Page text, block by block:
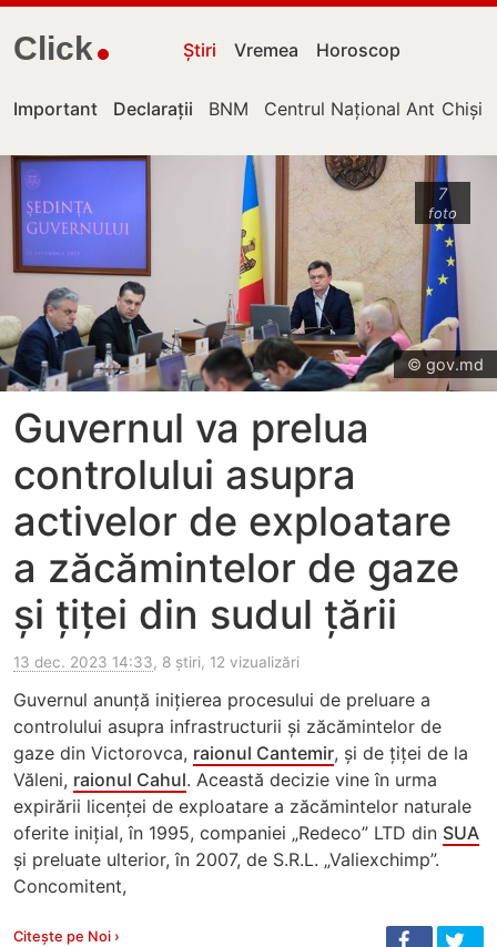
Click Știri Vremea Horoscop
Important Declarații BNM Centrul Național
7
foto
© gov.md
Guvernul va prelua
controlului asupra
activelor de exploatare
a zăcămintelor de gaze
și țiței din sudul țării
13 dec. 2023 14:33, 8 știri, 12 vizualizări
Guvernul anunță inițierea procesului de preluare a
controlului asupra infrastructurii și zăcămintelor de
gaze din Victorovca, raionul Cantemir, și de țiței de la
Văleni, raionul Cahul. Această decizie vine în urma
expirării licenței de exploatare a zăcămintelor naturale
oferite inițial, în 1995, companiei „Redeco” LTD din SUA
și preluate ulterior, în 2007, de S.R.L. „Valiexchimp”.
Concomitent,
Citește pe Noi ›